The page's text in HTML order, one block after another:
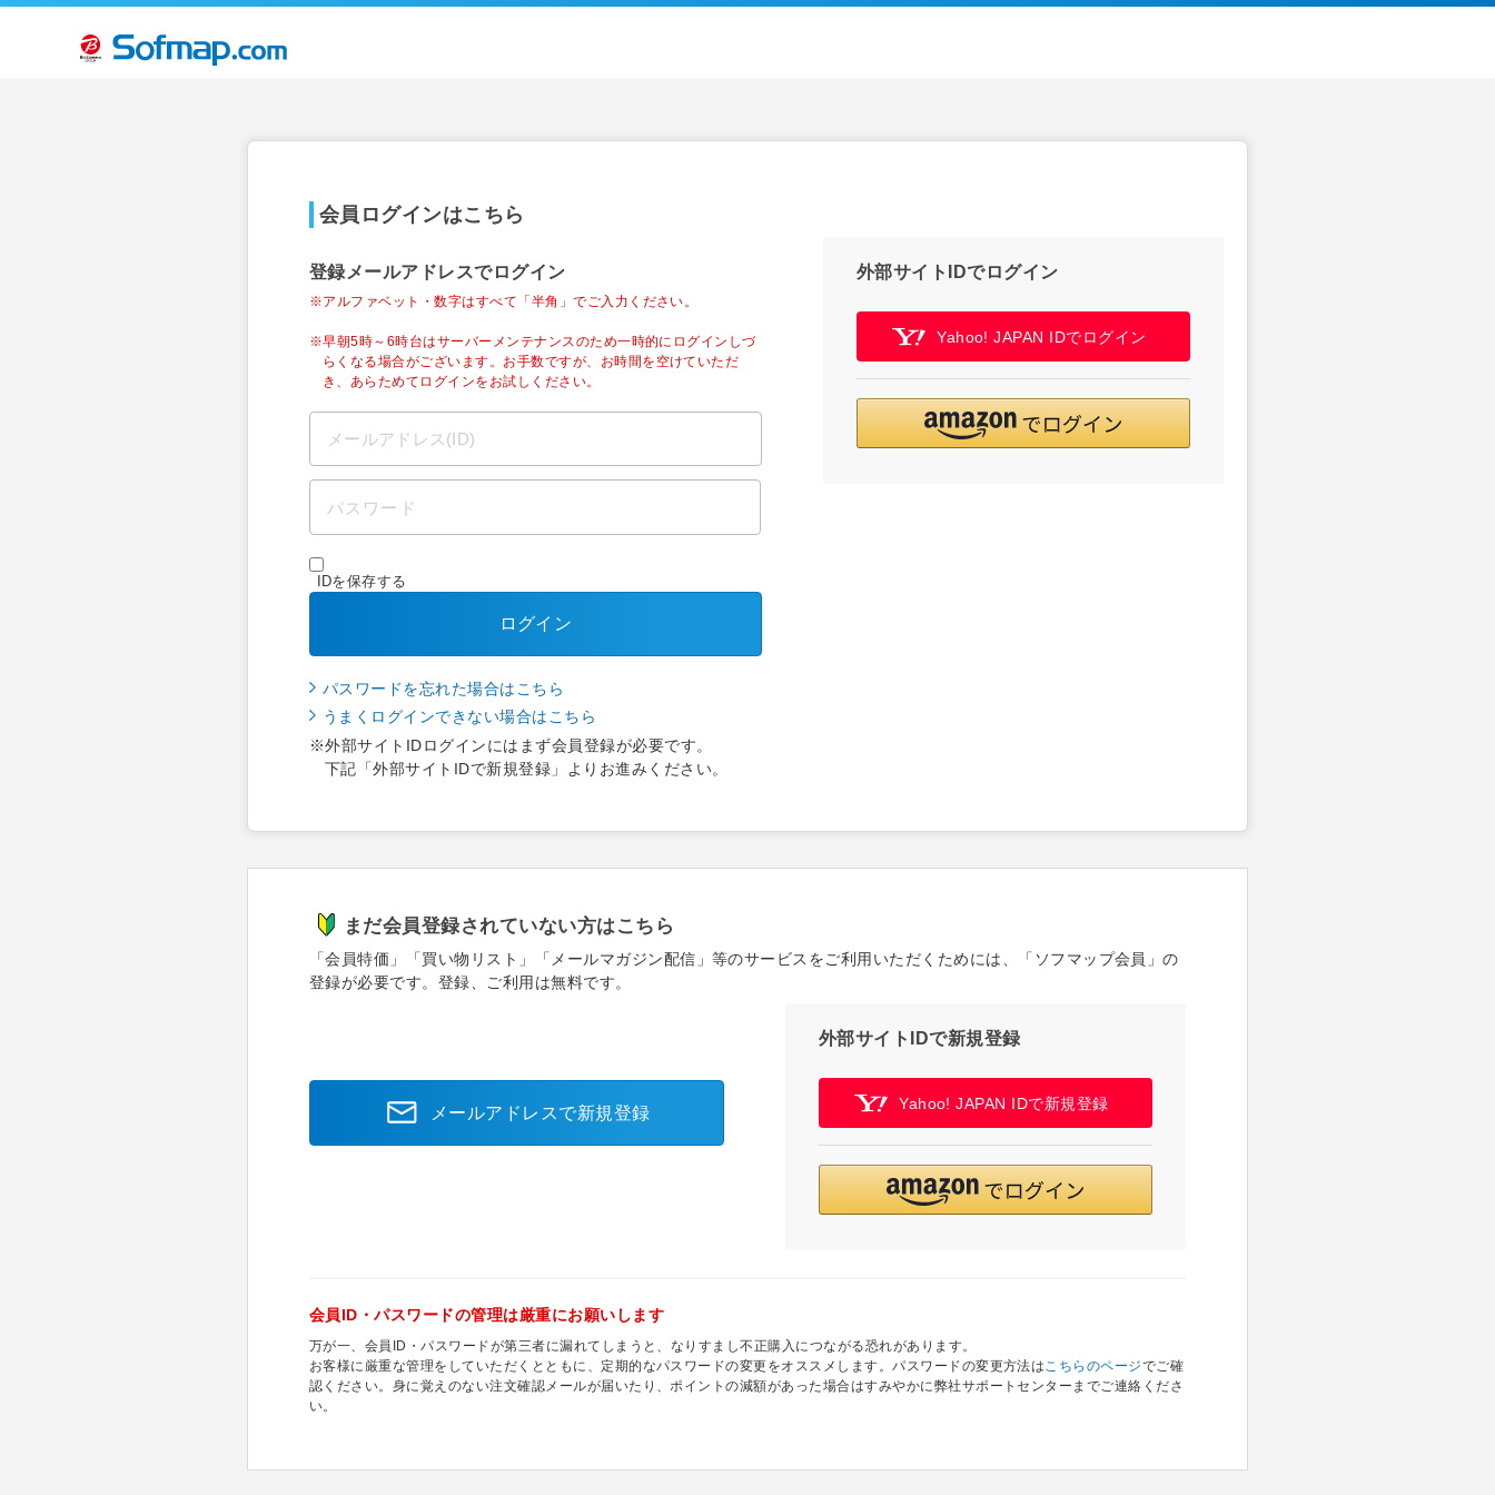
会員ログインはこちら
登録メールアドレスでログイン
※アルファベット・数字はすべて「半角」でご入力ください。
※早朝5時～6時台はサーバーメンテナンスのため一時的にログインしづ
らくなる場合がございます。お手数ですが、お時間を空けていただ
き、あらためてログインをお試しください。
IDを保存する
ログイン
パスワードを忘れた場合はこちら
うまくログインできない場合はこちら
※外部サイトIDログインにはまず会員登録が必要です。
下記「外部サイトIDで新規登録」よりお進みください。
外部サイトIDでログイン
Yahoo! JAPAN IDでログイン
まだ会員登録されていない方はこちら
「会員特価」「買い物リスト」「メールマガジン配信」等のサービスをご利用いただくためには、「ソフマップ会員」の
登録が必要です。登録、ご利用は無料です。
メールアドレスで新規登録
外部サイトIDで新規登録
Yahoo! JAPAN IDで新規登録
会員ID・パスワードの管理は厳重にお願いします
万が一、会員ID・パスワードが第三者に漏れてしまうと、なりすまし不正購入につながる恐れがあります。
お客様に厳重な管理をしていただくとともに、定期的なパスワードの変更をオススメします。パスワードの変更方法はこちらのページでご確
認ください。身に覚えのない注文確認メールが届いたり、ポイントの減額があった場合はすみやかに弊社サポートセンターまでご連絡くださ
い。